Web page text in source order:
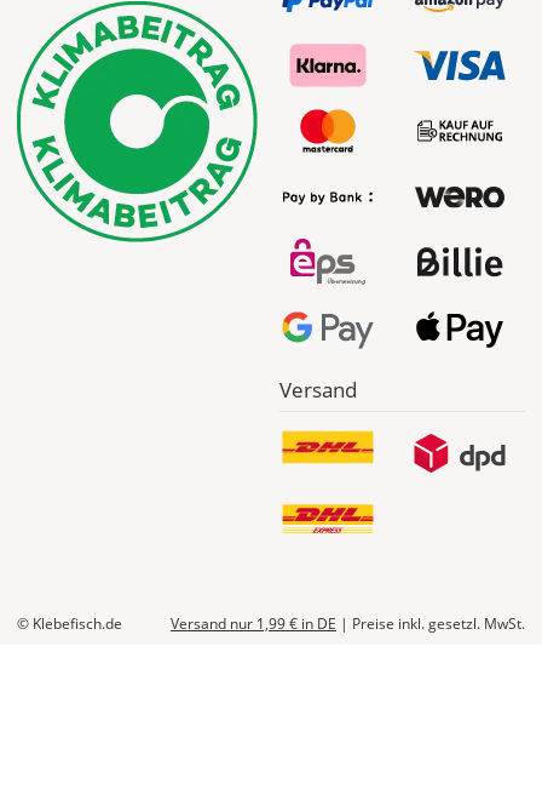
*
Abhängig
vom
Bestellwert:
Die
genauen
Produktionskosten
werden
Versand
© Klebefisch.de Versand nur 1,99 € in DE | Preise inkl. gesetzl. MwSt.